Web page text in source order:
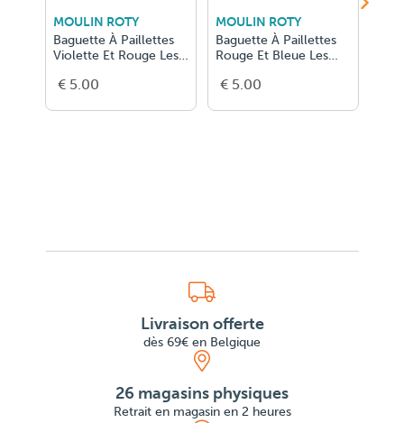
MOULIN ROTY
Baguette À Paillettes
Violette Et Rouge Les
€ 5.00
MOULIN ROTY
Baguette À Paillettes
Rouge Et Bleue Les
€ 5.00
Livraison offerte
dès 69€ en Belgique
26 magasins physiques
Retrait en magasin en 2 heures